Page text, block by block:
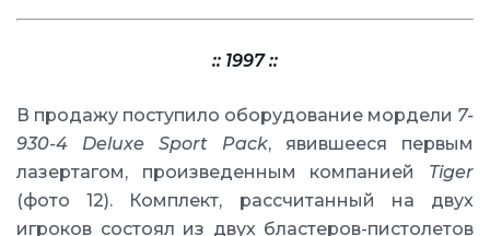
:: 1997 ::
В продажу поступило оборудование мордели 7-
930-4 Deluxe Sport Pack, явившееся первым
лазертагом, произведенным компанией Tiger
(фото 12). Комплект, рассчитанный на двух
игроков состоял из двух бластеров-пистолетов